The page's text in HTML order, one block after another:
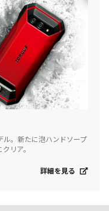
ル。新たに泡ハンドソープ
リア。
詳細を見る